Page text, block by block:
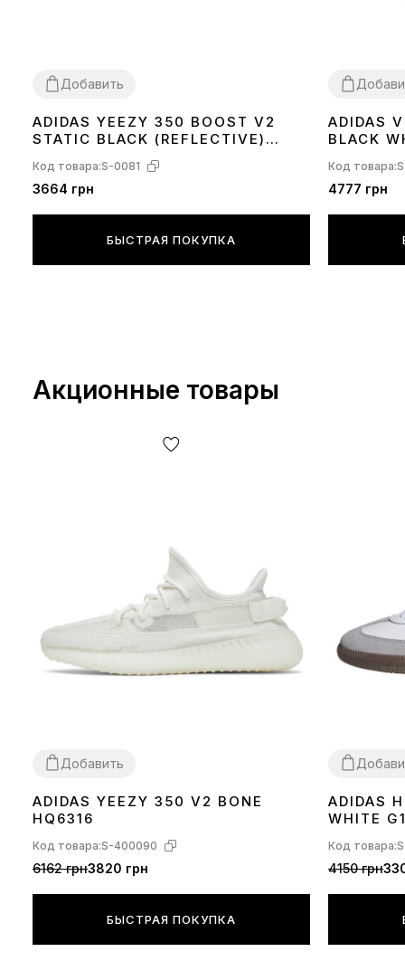
Добавить
36 3738 39 404142 43 4445
ADIDAS YEEZY 350 BOOST V2
STATIC BLACK (REFLECTIVE)
Код товара:S-0081
3664 грн
БЫСТРАЯ ПОКУПКА
36 3738 39
ADIDAS
BLACK
Код товара:
4777 грн
Акционные товары
Добавить
36 3738 39 404142 43 444546
ADIDAS YEEZY 350 V2 BONE
HQ6316
Код товара:S-400090
6162 грн3820 грн
БЫСТРАЯ ПОКУПКА
36 3738 39
ADIDAS
WHITE
Код товара:
4150 грн